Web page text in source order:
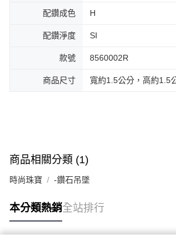
配鑽成色 H
配鑽淨度 SI
款號 8560002R
商品尺寸 寬約1.5公分，高約1.5
商品相關分類 (1)
時尚珠寶 -鑽石吊墜
本分類熱銷全站排行